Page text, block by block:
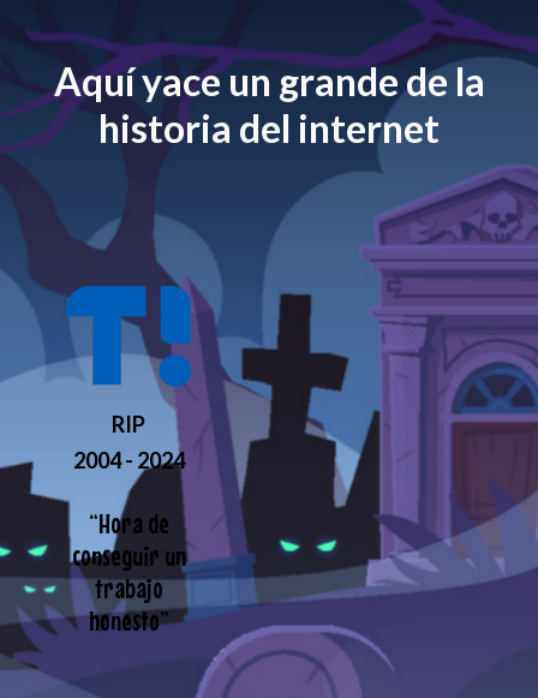
Aquí yace un grande de la
historia del internet
RIP
2004 - 2024
“Hora de
conseguir un
trabajo
honesto”